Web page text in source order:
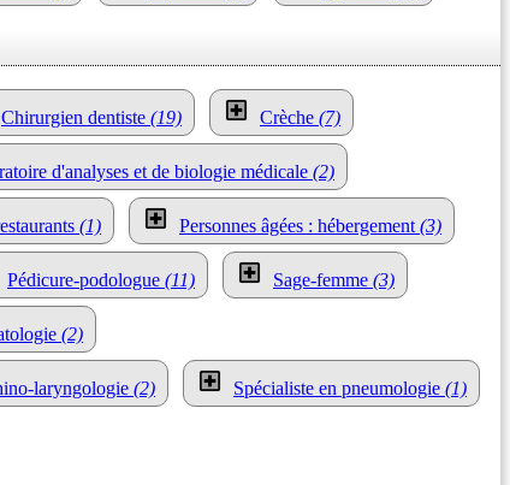
Chirurgien dentiste (19) Crèche (7)
d'analyses et de biologie médicale (2)
(1) Personnes âgées : hébergement (3)
Pédicure-podologue (11) Sage-femme (3)
(2)
laryngologie (2) Spécialiste en pneumologie (1)